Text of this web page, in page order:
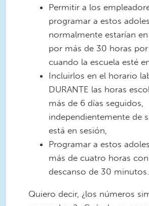
Permitir a los
programar a estos
normalmente estarían en
por más de 30 horas por
cuando la escuela esté
Incluirlos en el horario
DURANTE las horas
más de 6 días seguidos,
independientemente de
está en sesión,
Programar a estos
más de cuatro horas
descanso de 30 minutos.
Quiero decir, ¿los números